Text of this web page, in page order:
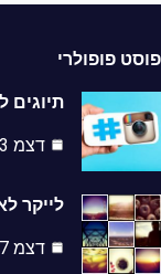
פופולרי
תיוגים
דצמ 23, 2021
לייקר
דצמ 27, 2021